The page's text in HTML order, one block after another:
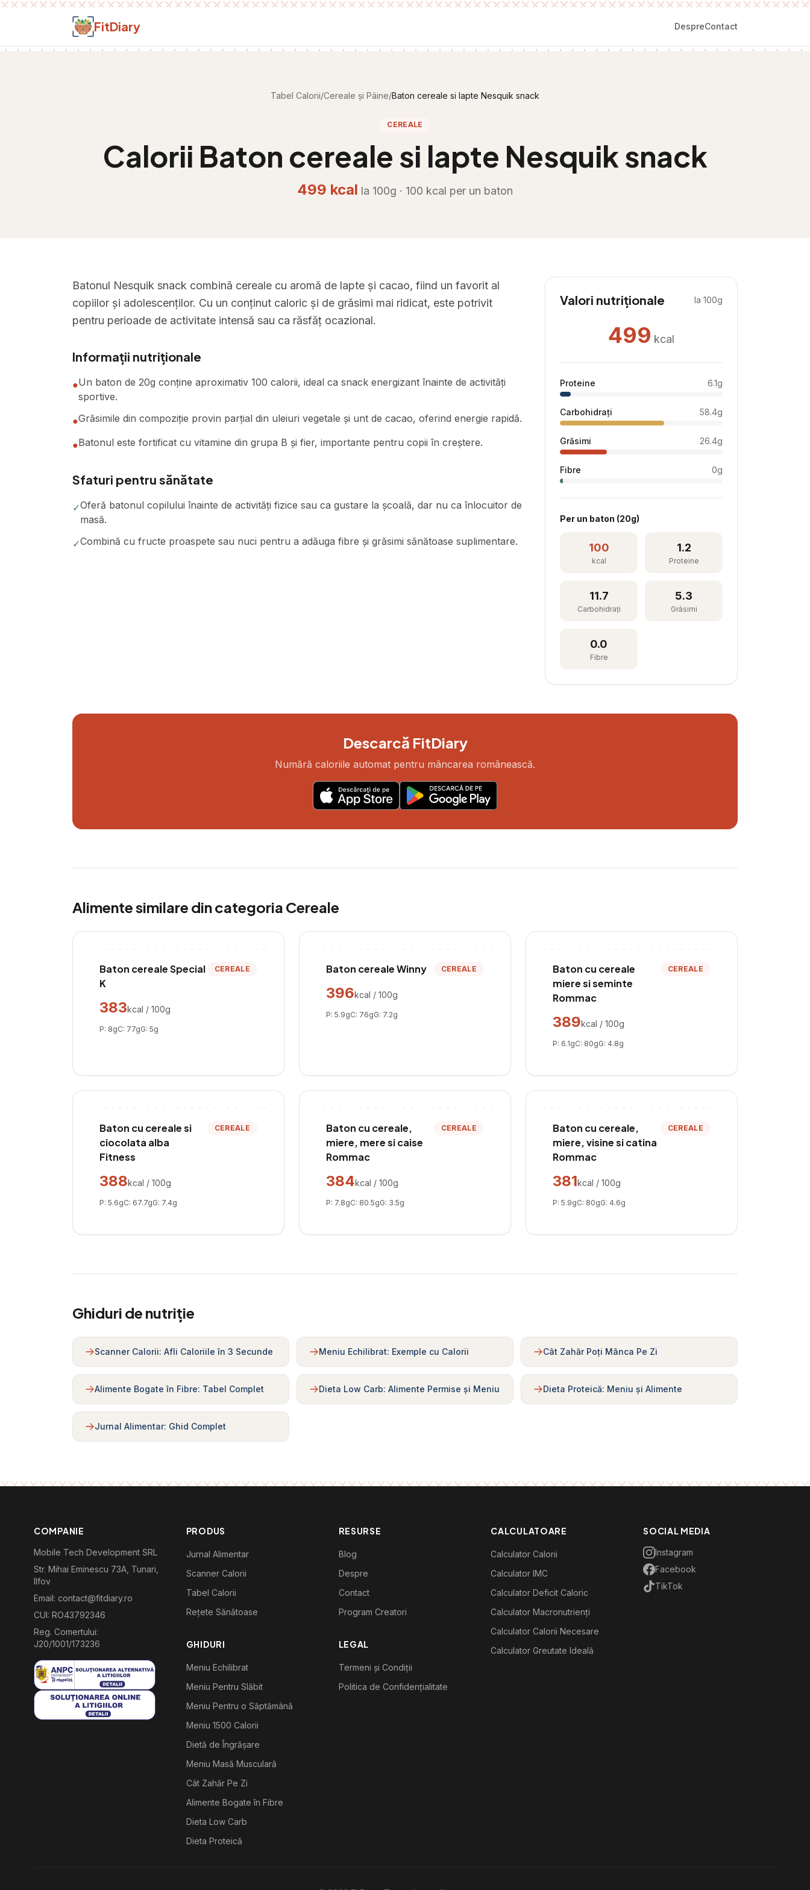
Salt la conținut
FitDiary DespreContact
Tabel Calorii/Cereale și Pâine/Baton cereale si lapte Nesquik snack
CEREALE
Calorii Baton cereale si lapte Nesquik snack
499 kcal la 100g · 100 kcal per un baton
Batonul Nesquik snack combină cereale cu aromă de lapte și cacao, fiind un favorit al
copiilor și adolescenților. Cu un conținut caloric și de grăsimi mai ridicat, este potrivit
pentru perioade de activitate intensă sau ca răsfăț ocazional.
Informații nutriționale
●Un baton de 20g conține aproximativ 100 calorii, ideal ca snack energizant înainte de activități
sportive.
●Grăsimile din compoziție provin parțial din uleiuri vegetale și unt de cacao, oferind energie rapidă.
●Batonul este fortificat cu vitamine din grupa B și fier, importante pentru copii în creștere.
Sfaturi pentru sănătate
✓Oferă batonul copilului înainte de activități fizice sau ca gustare la școală, dar nu ca înlocuitor de
masă.
✓Combină cu fructe proaspete sau nuci pentru a adăuga fibre și grăsimi sănătoase suplimentare.
Valori nutriționale la 100g
499 kcal
Proteine 6.1g
Carbohidrați 58.4g
Grăsimi 26.4g
Fibre 0g
Per un baton (20g)
100
kcal
1.2
Proteine
11.7
Carbohidrați
5.3
Grăsimi
0.0
Fibre
Descarcă FitDiary
Numără caloriile automat pentru mâncarea românească.
Alimente similare din categoria Cereale
Baton cereale Special
K
CEREALE
383kcal / 100g
P: 8gC: 77gG: 5g
Baton cereale Winny CEREALE
396kcal / 100g
P: 5.9gC: 76gG: 7.2g
Baton cu cereale
miere si seminte
Rommac
CEREALE
389kcal / 100g
P: 6.1gC: 80gG: 4.8g
Baton cu cereale si
ciocolata alba
Fitness
CEREALE
388kcal / 100g
P: 5.6gC: 67.7gG: 7.4g
Baton cu cereale,
miere, mere si caise
Rommac
CEREALE
384kcal / 100g
P: 7.8gC: 80.5gG: 3.5g
Baton cu cereale,
miere, visine si catina
Rommac
CEREALE
381kcal / 100g
P: 5.9gC: 80gG: 4.6g
Ghiduri de nutriție
Scanner Calorii: Afli Caloriile în 3 Secunde Meniu Echilibrat: Exemple cu Calorii Cât Zahăr Poți Mânca Pe Zi
Alimente Bogate în Fibre: Tabel Complet Dieta Low Carb: Alimente Permise și Meniu Dieta Proteică: Meniu și Alimente
Jurnal Alimentar: Ghid Complet
COMPANIE
Mobile Tech Development SRL
Str. Mihai Eminescu 73A, Tunari,
Ilfov
Email: contact@fitdiary.ro
CUI: RO43792346
Reg. Comertului:
J20/1001/173236
PRODUS
Jurnal Alimentar
Scanner Calorii
Tabel Calorii
Rețete Sănătoase
GHIDURI
Meniu Echilibrat
Meniu Pentru Slăbit
Meniu Pentru o Săptămână
Meniu 1500 Calorii
Dietă de Îngrășare
Meniu Masă Musculară
Cât Zahăr Pe Zi
Alimente Bogate în Fibre
Dieta Low Carb
Dieta Proteică
RESURSE
Blog
Despre
Contact
Program Creatori
LEGAL
Termeni și Condiții
Politica de Confidențialitate
CALCULATOARE
Calculator Calorii
Calculator IMC
Calculator Deficit Caloric
Calculator Macronutrienți
Calculator Calorii Necesare
Calculator Greutate Ideală
SOCIAL MEDIA
Instagram
Facebook
TikTok